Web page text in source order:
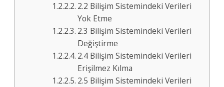
2.2 Bilişim Sistemindeki Verileri
Yok Etme
2.3 Bilişim Sistemindeki Verileri
Değiştirme
2.4 Bilişim Sistemindeki Verileri
Erişilmez Kılma
2.5 Bilişim Sistemindeki Verileri